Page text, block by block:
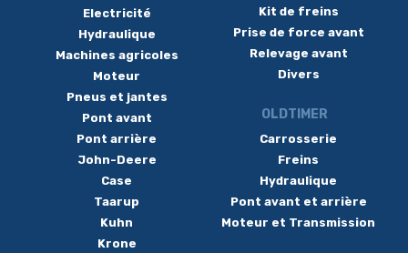
Electricité
Hydraulique
Machines agricoles
Moteur
Pneus et jantes
Pont avant
Pont arrière
John-Deere
Case
Taarup
Kuhn
Krone
Kit de freins
Prise de force avant
Relevage avant
Divers
OLDTIMER
Carrosserie
Freins
Hydraulique
Pont avant et arrière
Moteur et Transmission